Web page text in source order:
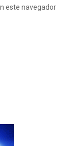
este navegador